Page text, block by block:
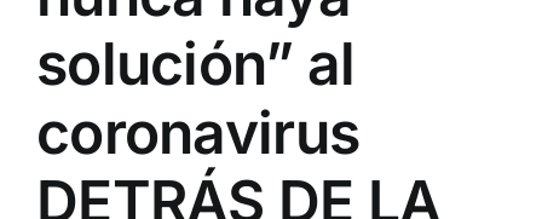
solución” al
coronavirus
DETRÁS DE LA